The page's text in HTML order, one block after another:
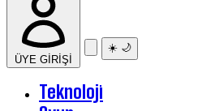
ÜYE GİRİŞİ
☀️ 🌙
Teknoloji